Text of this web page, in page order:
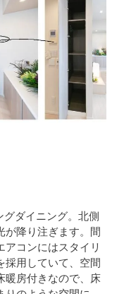
グダイニング。北側
が降り注ぎます。間
コンにはスタイリ
採用していて、空間
暖房付きなので、床